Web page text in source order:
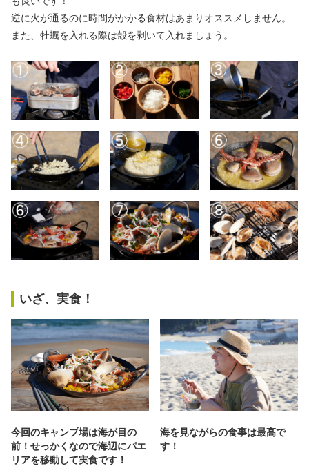
逆に火が通るのに時間がかかる食材はあまりオススメしません。
また、牡蠣を入れる際は殻を剥いて入れましょう。
いざ、実食！
今回のキャンプ場は海が目の
前！せっかくなので海辺にパエ
リアを移動して実食です！
海を見ながらの食事は最高で
す！